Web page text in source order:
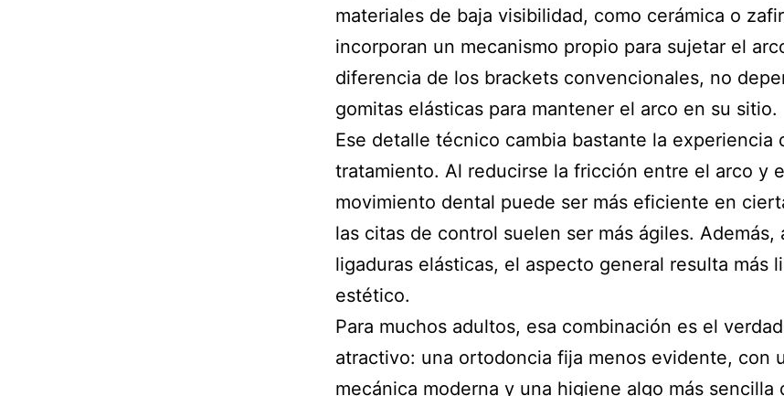
materiales de baja visibilidad, como cerámica o
incorporan un mecanismo propio para sujetar el
diferencia de los brackets convencionales, no
gomitas elásticas para mantener el arco en su sitio.
Ese detalle técnico cambia bastante la experiencia
tratamiento. Al reducirse la fricción entre el arco y
movimiento dental puede ser más eficiente en
las citas de control suelen ser más ágiles. Además,
ligaduras elásticas, el aspecto general resulta más
estético.
Para muchos adultos, esa combinación es el
atractivo: una ortodoncia fija menos evidente, con
mecánica moderna y una higiene algo más sencilla